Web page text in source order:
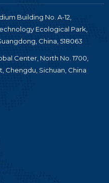
Building No. A-12,
Ecological Park,
China, 518063
Center, North No. 1700,
Chengdu, Sichuan, China